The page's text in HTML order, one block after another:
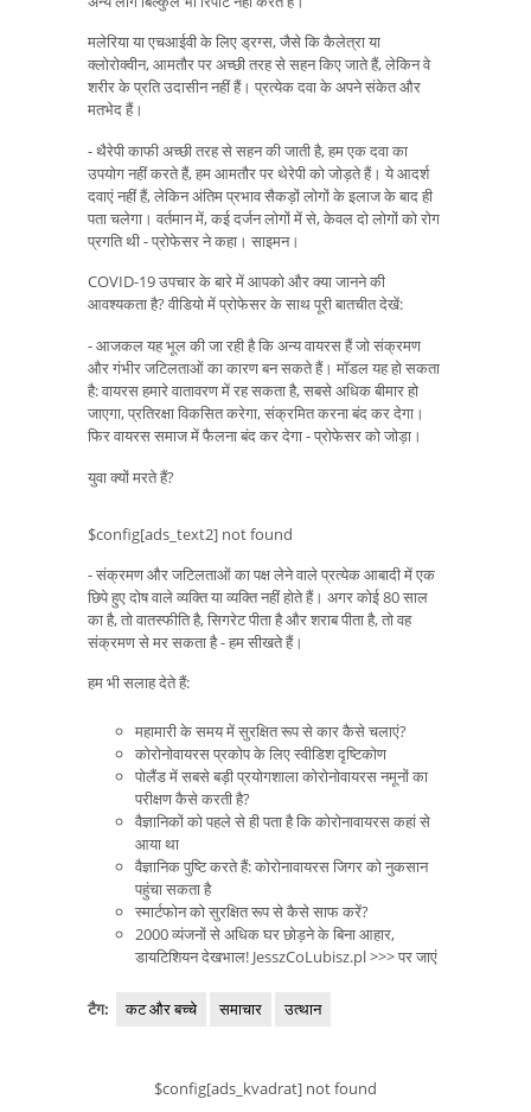
मलेरिया या एचआईवी के लिए ड्रग्स, जैसे कि कैलेत्रा या
क्लोरोक्वीन, आमतौर पर अच्छी तरह से सहन किए जाते हैं, लेकिन वे
शरीर के प्रति उदासीन नहीं हैं। प्रत्येक दवा के अपने संकेत और
मतभेद हैं।
- थैरेपी काफी अच्छी तरह से सहन की जाती है, हम एक दवा का
उपयोग नहीं करते हैं, हम आमतौर पर थेरेपी को जोड़ते हैं। ये आदर्श
दवाएं नहीं हैं, लेकिन अंतिम प्रभाव सैकड़ों लोगों के इलाज के बाद ही
पता चलेगा। वर्तमान में, कई दर्जन लोगों में से, केवल दो लोगों को रोग
प्रगति थी - प्रोफेसर ने कहा। साइमन।
COVID-19 उपचार के बारे में आपको और क्या जानने की
आवश्यकता है? वीडियो में प्रोफेसर के साथ पूरी बातचीत देखें:
- आजकल यह भूल की जा रही है कि अन्य वायरस हैं जो संक्रमण
और गंभीर जटिलताओं का कारण बन सकते हैं। मॉडल यह हो सकता
है: वायरस हमारे वातावरण में रह सकता है, सबसे अधिक बीमार हो
जाएगा, प्रतिरक्षा विकसित करेगा, संक्रमित करना बंद कर देगा।
फिर वायरस समाज में फैलना बंद कर देगा - प्रोफेसर को जोड़ा।
युवा क्यों मरते हैं?
$config[ads_text2] not found
- संक्रमण और जटिलताओं का पक्ष लेने वाले प्रत्येक आबादी में एक
छिपे हुए दोष वाले व्यक्ति या व्यक्ति नहीं होते हैं। अगर कोई 80 साल
का है, तो वातस्फीति है, सिगरेट पीता है और शराब पीता है, तो वह
संक्रमण से मर सकता है - हम सीखते हैं।
हम भी सलाह देते हैं:
महामारी के समय में सुरक्षित रूप से कार कैसे चलाएं?
कोरोनोवायरस प्रकोप के लिए स्वीडिश दृष्टिकोण
पोलैंड में सबसे बड़ी प्रयोगशाला कोरोनोवायरस नमूनों का
परीक्षण कैसे करती है?
वैज्ञानिकों को पहले से ही पता है कि कोरोनावायरस कहां से
आया था
वैज्ञानिक पुष्टि करते हैं: कोरोनावायरस जिगर को नुकसान
पहुंचा सकता है
स्मार्टफोन को सुरक्षित रूप से कैसे साफ करें?
2000 व्यंजनों से अधिक घर छोड़ने के बिना आहार,
डायटिशियन देखभाल! JesszCoLubisz.pl >>> पर जाएं
टैग: कट और बच्चे समाचार उत्थान
$config[ads_kvadrat] not found